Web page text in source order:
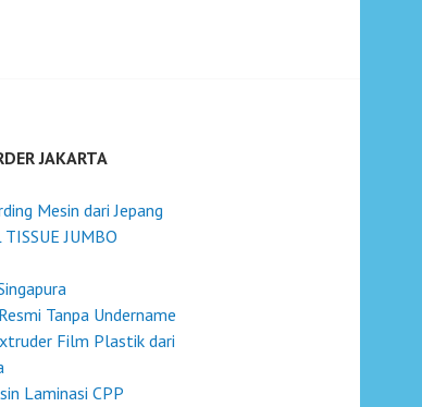
JAKARTA
Mesin dari Jepang
JUMBO
Tanpa Undername
Film Plastik dari
Laminasi CPP